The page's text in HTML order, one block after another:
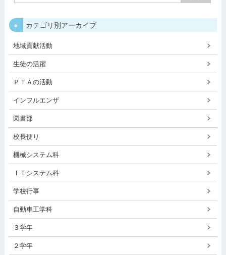
カテゴリ別アーカイブ
地域貢献活動
生徒の活躍
ＰＴＡの活動
インフルエンザ
図書部
校長便り
機械システム科
ＩＴシステム科
学校行事
自動車工学科
３学年
２学年